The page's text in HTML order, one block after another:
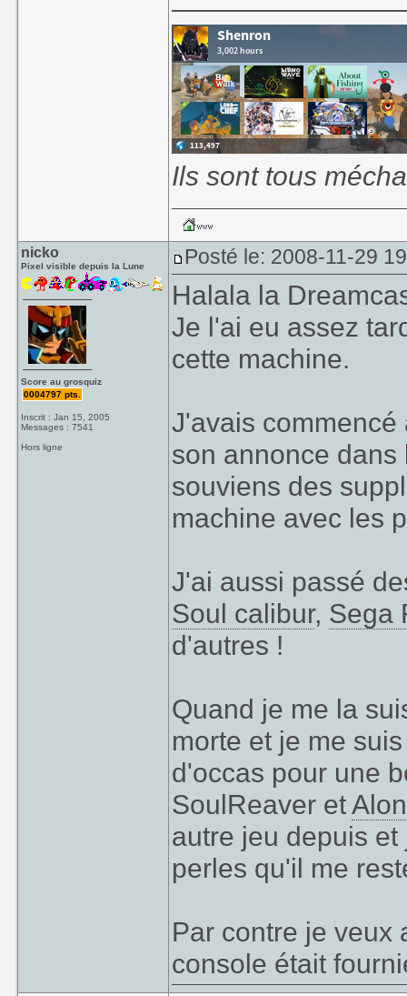
Ils sont tous
nicko
Pixel visible depuis la Lune
Score au grosquiz
0004797 pts.
Inscrit : Jan 15, 2005
Messages : 7541
Hors ligne
Posté le: 2008-11-29
Halala la
Je l'ai eu assez
cette machine.
J'avais
son annonce
souviens des
machine avec les
J'ai aussi passé
Soul calibur, Sega
d'autres !
Quand je me la
morte et je me
d'occas pour une
SoulReaver et
autre jeu depuis
perles qu'il me
Par contre je veux
console était